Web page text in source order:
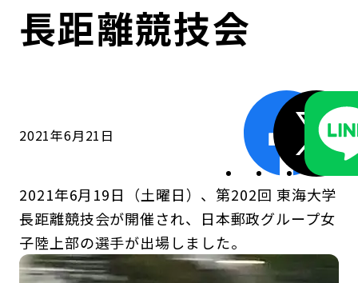
ガバナンス
株式情報
サステナビリティマネジメント
ガバナンス
ESGデータ集
長距離競技会
2021年6月21日
2021年6月19日（土曜日）、第202回 東海大学
長距離競技会が開催され、日本郵政グループ女
子陸上部の選手が出場しました。